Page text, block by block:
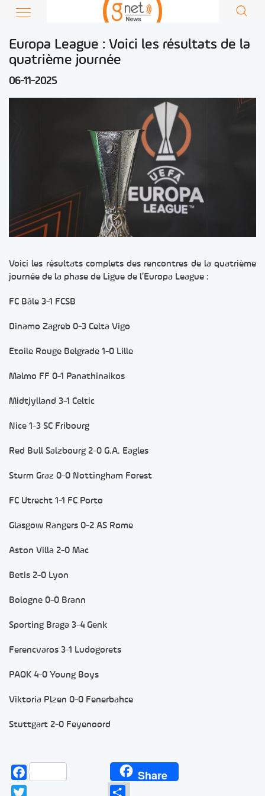
Europa League : Voici les résultats de la
quatrième journée
06-11-2025
Voici les résultats complets des rencontres de la quatrième
journée de la phase de Ligue de l’Europa League :
FC Bâle 3-1 FCSB
Dinamo Zagreb 0-3 Celta Vigo
Etoile Rouge Belgrade 1-0 Lille
Malmo FF 0-1 Panathinaikos
Midtjylland 3-1 Celtic
Nice 1-3 SC Fribourg
Red Bull Salzbourg 2-0 G.A. Eagles
Sturm Graz 0-0 Nottingham Forest
FC Utrecht 1-1 FC Porto
Glasgow Rangers 0-2 AS Rome
Aston Villa 2-0 Mac
Betis 2-0 Lyon
Bologne 0-0 Brann
Sporting Braga 3-4 Genk
Ferencvaros 3-1 Ludogorets
PAOK 4-0 Young Boys
Viktoria Plzen 0-0 Fenerbahce
Stuttgart 2-0 Feyenoord
Facebook Share